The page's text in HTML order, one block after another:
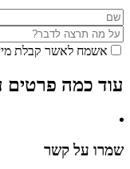
אשמח לאשר קבלת
עוד כמה פרטים
שמרו על קשר